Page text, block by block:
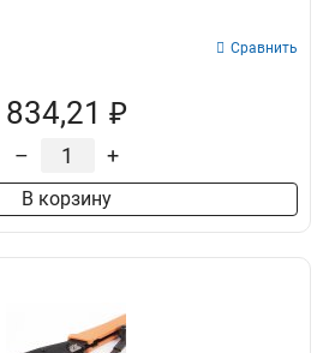
Сравнить
834,21 ₽
– +
В корзину